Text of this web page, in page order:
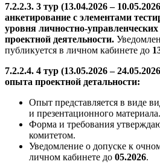
7.2.2.3. 3 тур (13.04.2026 –
анкетирование с элементами
уровня личностно-
проектной деятельности.
публикуется в личном кабинете до
7.2.2.4. 4 тур (13.05.2026 –
опыта проектной детальности:
Опыт представляется в виде
и презентационного материала.
Форма и требования
комитетом.
Уведомление о допуске к
личном кабинете до 05.2026.